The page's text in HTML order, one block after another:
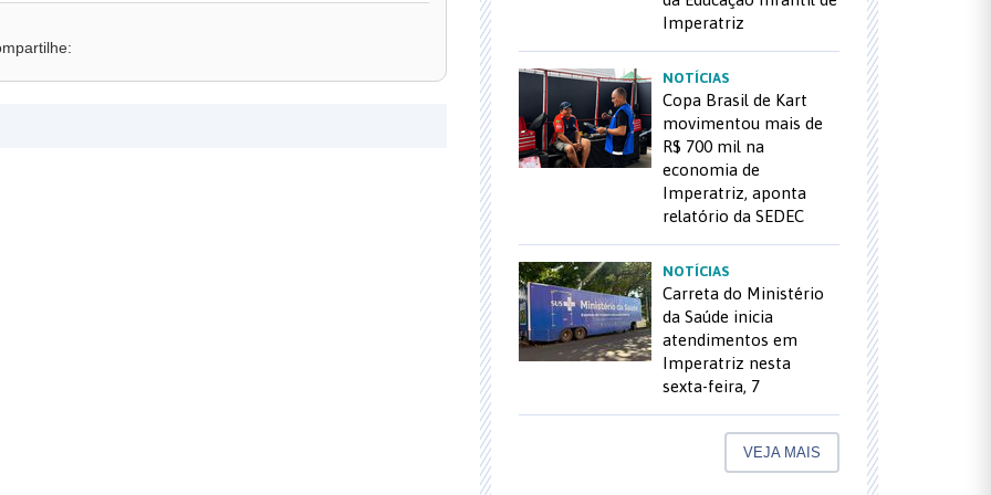
Imperatriz
NOTÍCIAS
Copa Brasil de Kart
movimentou mais de
R$ 700 mil na
economia de
Imperatriz, aponta
relatório da SEDEC
NOTÍCIAS
Carreta do Ministério
da Saúde inicia
atendimentos em
Imperatriz nesta
sexta-feira, 7
VEJA MAIS